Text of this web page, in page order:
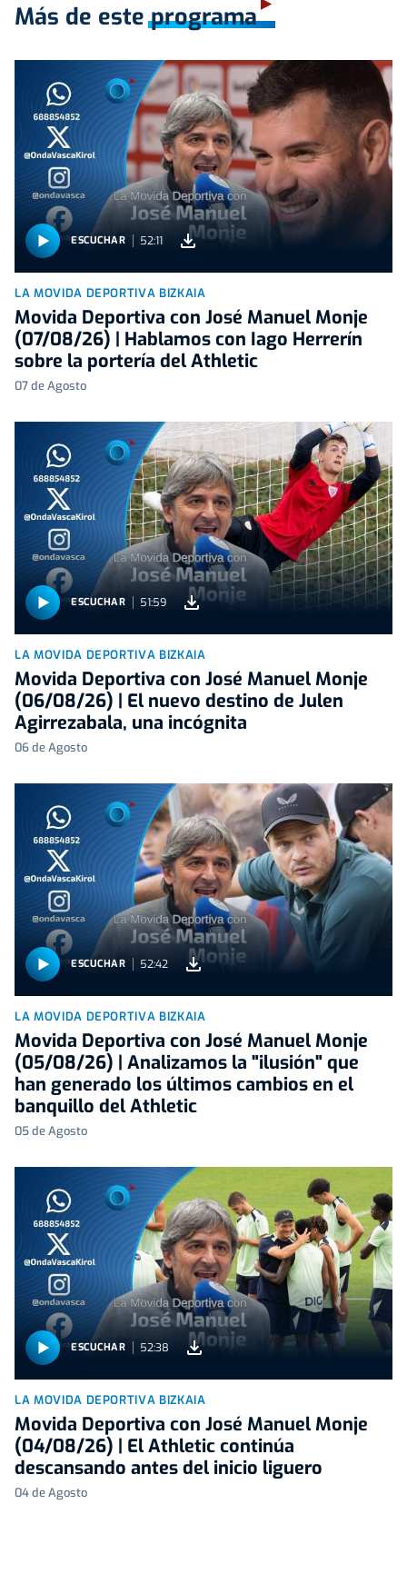
Más de este programa
ESCUCHAR 52:11
LA MOVIDA DEPORTIVA BIZKAIA
Movida Deportiva con José Manuel Monje
(07/08/26) | Hablamos con Iago Herrerín
sobre la portería del Athletic
07 de Agosto
ESCUCHAR 51:59
LA MOVIDA DEPORTIVA BIZKAIA
Movida Deportiva con José Manuel Monje
(06/08/26) | El nuevo destino de Julen
Agirrezabala, una incógnita
06 de Agosto
ESCUCHAR 52:42
LA MOVIDA DEPORTIVA BIZKAIA
Movida Deportiva con José Manuel Monje
(05/08/26) | Analizamos la "ilusión" que
han generado los últimos cambios en el
banquillo del Athletic
05 de Agosto
ESCUCHAR 52:38
LA MOVIDA DEPORTIVA BIZKAIA
Movida Deportiva con José Manuel Monje
(04/08/26) | El Athletic continúa
descansando antes del inicio liguero
04 de Agosto